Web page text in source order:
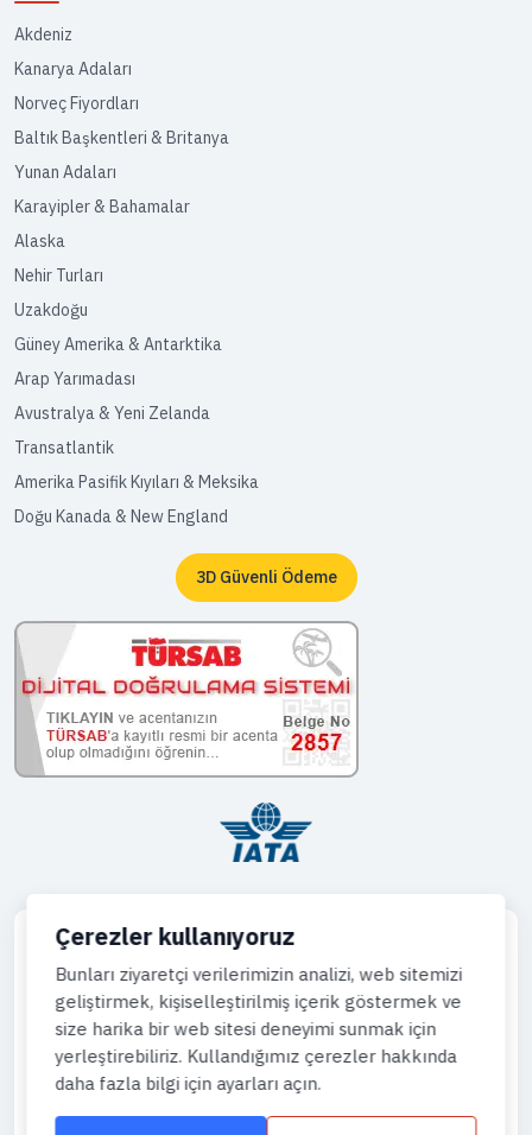
Akdeniz
Kanarya Adaları
Norveç Fiyordları
Baltık Başkentleri & Britanya
Yunan Adaları
Karayipler & Bahamalar
Alaska
Nehir Turları
Uzakdoğu
Güney Amerika & Antarktika
Arap Yarımadası
Avustralya & Yeni Zelanda
Transatlantik
Amerika Pasifik Kıyıları & Meksika
Doğu Kanada & New England
3D Güvenli Ödeme
Telefon
444 43 64
WhatsApp
Çerezler kullanıyoruz
Bunları ziyaretçi verilerimizin analizi, web sitemizi
geliştirmek, kişiselleştirilmiş içerik göstermek ve
size harika bir web sitesi deneyimi sunmak için
yerleştirebiliriz. Kullandığımız çerezler hakkında
daha fazla bilgi için ayarları açın.